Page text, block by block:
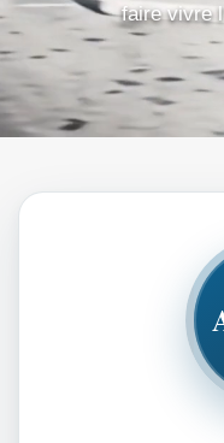
faire vivre